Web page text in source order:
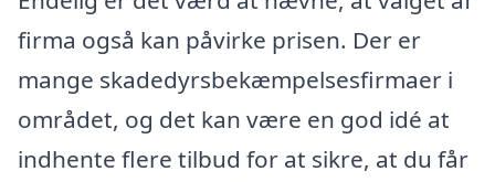
firma også kan påvirke prisen. Der er
mange skadedyrsbekæmpelsesfirmaer i
området, og det kan være en god idé at
indhente flere tilbud for at sikre, at du får